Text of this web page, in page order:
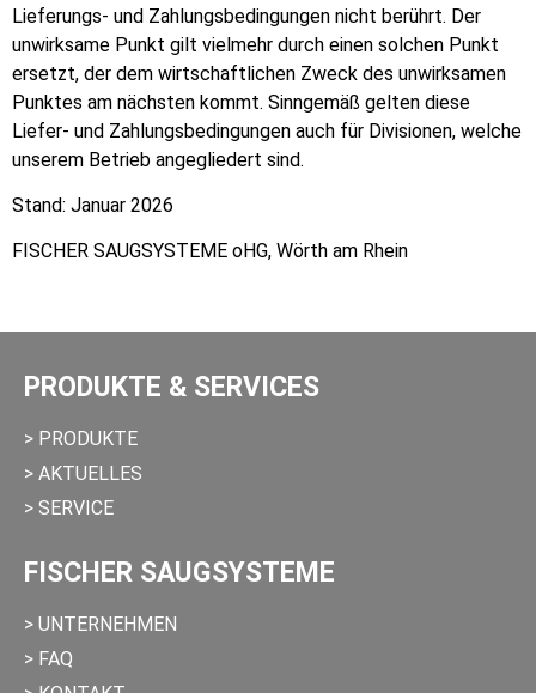
Lieferungs- und Zahlungsbedingungen nicht berührt. Der
unwirksame Punkt gilt vielmehr durch einen solchen Punkt
ersetzt, der dem wirtschaftlichen Zweck des unwirksamen
Punktes am nächsten kommt. Sinngemäß gelten diese
Liefer- und Zahlungsbedingungen auch für Divisionen, welche
unserem Betrieb angegliedert sind.
Stand: Januar 2026
FISCHER SAUGSYSTEME oHG, Wörth am Rhein
PRODUKTE & SERVICES
> PRODUKTE
> AKTUELLES
> SERVICE
FISCHER SAUGSYSTEME
> UNTERNEHMEN
> FAQ